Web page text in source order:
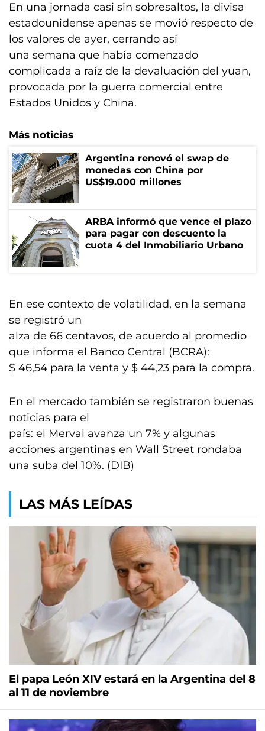
En una jornada casi sin sobresaltos, la divisa
estadounidense apenas se movió respecto de
los valores de ayer, cerrando así
una semana que había comenzado
complicada a raíz de la devaluación del yuan,
provocada por la guerra comercial entre
Estados Unidos y China.
Más noticias
Argentina renovó el swap de
monedas con China por
US$19.000 millones
ARBA informó que vence el plazo
para pagar con descuento la
cuota 4 del Inmobiliario Urbano
En ese contexto de volatilidad, en la semana
se registró un
alza de 66 centavos, de acuerdo al promedio
que informa el Banco Central (BCRA):
$ 46,54 para la venta y $ 44,23 para la compra.
En el mercado también se registraron buenas
noticias para el
país: el Merval avanza un 7% y algunas
acciones argentinas en Wall Street rondaba
una suba del 10%. (DIB)
LAS MÁS LEÍDAS
El papa León XIV estará en la Argentina del 8
al 11 de noviembre